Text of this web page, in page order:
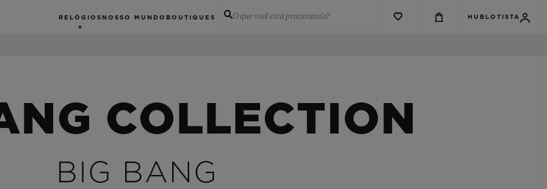
RELÓGIOS NOSSO MUNDO BOUTIQUES O que você está procurando? HUBLOTISTA
COLLECTION
BIG BANG